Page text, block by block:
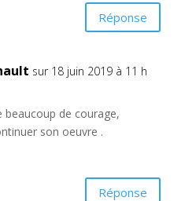
Réponse
sur 18 juin 2019 à 11 h
beaucoup de courage,
son oeuvre .
Réponse